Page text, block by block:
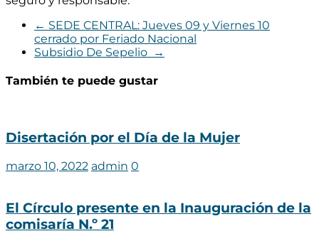
← SEDE CENTRAL: Jueves 09 y Viernes 10
cerrado por Feriado Nacional
Subsidio De Sepelio →
También te puede gustar
Disertación por el Día de la Mujer
marzo 10, 2022 admin 0
El Círculo presente en la Inauguración de la
comisaría N.º 21